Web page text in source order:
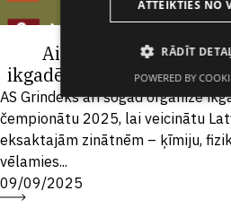
Aicinām 8.klases
ikgadējam Grindeks
AS Grindeks arī šogad organizē
čempionātu 2025, lai veicinātu
eksaktajām zinātnēm – ķīmiju,
vēlamies...
09/09/2025
ATTEIKTIES NO
RĀDĪT
POWERED BY